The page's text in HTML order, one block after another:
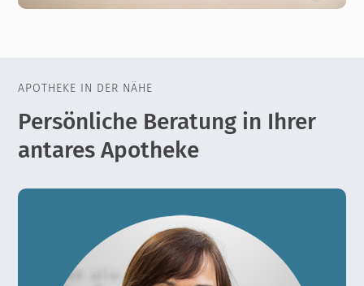
APOTHEKE IN DER NÄHE
Persönliche Beratung in Ihrer
antares Apotheke